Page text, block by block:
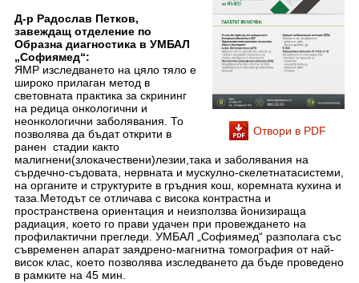
Отвори в PDF
Д-р Радослав Петков,
завеждащ отделение по
Образна диагностика в УМБАЛ
„Софиямед“:
ЯМР изследването на цяло тяло е
широко прилаган метод в
световната практика за скрининг
на редица онкологични и
неонкологични заболявания. То
позволява да бъдат открити в
ранен стадии както
малигнени(злокачествени)лезии,така и заболявания на
сърдечно-съдовата, нервната и мускулно-скелетнатасистеми,
на органите и структурите в гръдния кош, коремната кухина и
таза.Методът се отличава с висока контрастна и
пространствена ориентация и неизползва йонизираща
радиация, което го прави удачен при провеждането на
профилактични прегледи. УМБАЛ „Софиямед“ разполага със
съвременен апарат заядрено-магнитна томография от най-
висок клас, което позволява изследването да бъде проведено
в рамките на 45 мин.